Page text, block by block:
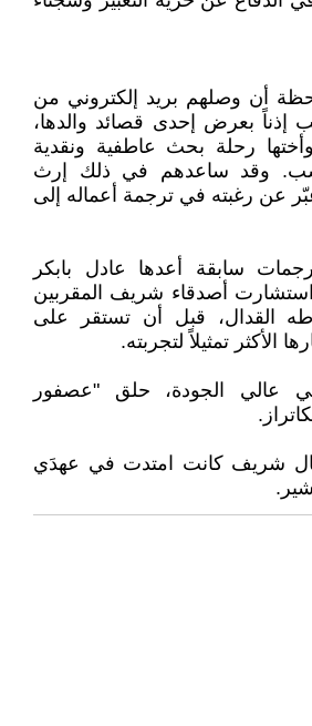
أن وصلهم بريد إلكتروني من
إذناً بعرض إحدى قصائد والدها،
رحلة بحث عاطفية ونقدية
وقد ساعدهم في ذلك إرث
عن رغبته في ترجمة أعماله إلى
سابقة أعدها عادل بابكر
أصدقاء شريف المقربين
القدال، قبل أن تستقر على
الأكثر تمثيلاً لتجربته.
عالي الجودة، حلق "عصفور
شريف كانت امتدت في عهدَي